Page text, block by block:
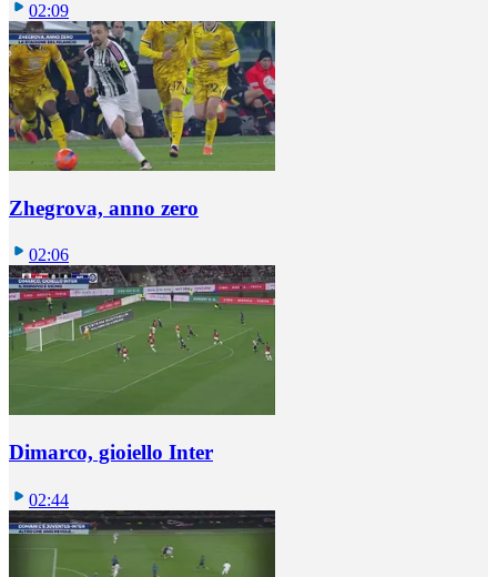
02:09
Zhegrova, anno zero
02:06
Dimarco, gioiello Inter
02:44